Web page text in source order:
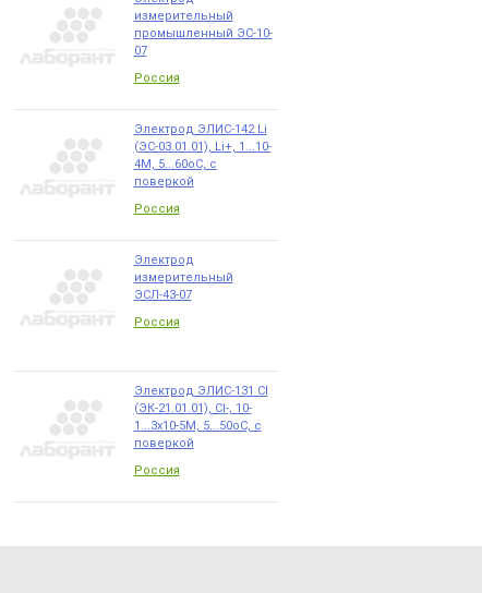
измерительный
промышленный ЭС-10-
07
Россия
Электрод ЭЛИС-142 Li
(ЭС-03.01.01), Li+, 1...10-
4М, 5...60оС, с
поверкой
Россия
Электрод
измерительный
ЭСЛ-43-07
Россия
Электрод ЭЛИС-131 Cl
(ЭК-21.01.01), Cl-, 10-
1...3х10-5М, 5...50оС, с
поверкой
Россия